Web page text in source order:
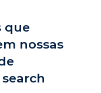
que
nossas